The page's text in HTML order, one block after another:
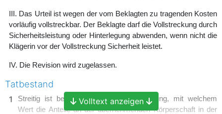
III. Das Urteil ist wegen der vom Beklagten zu tragenden Kosten
vorläufig vollstreckbar. Der Beklagte darf die Vollstreckung durch
Sicherheitsleistung oder Hinterlegung abwenden, wenn nicht die
Klägerin vor der Vollstreckung Sicherheit leistet.
IV. Die Revision wird zugelassen.
Tatbestand
1
Streitig ist bei einer Abwärtsverschmelzung, mit welchem
Wert die Anteile an der übernehmenden Körperschaft in der
Volltext anzeigen